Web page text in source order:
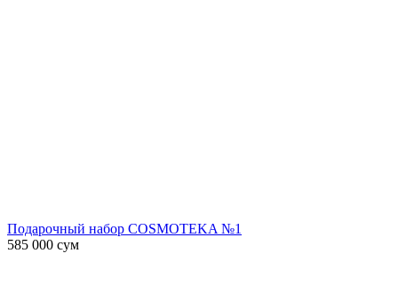
Подарочный набор COSMOTEKA №1
585 000 сум